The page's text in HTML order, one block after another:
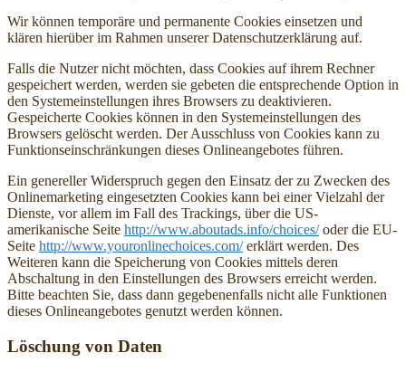
Wir können temporäre und permanente Cookies einsetzen und
klären hierüber im Rahmen unserer Datenschutzerklärung auf.
Falls die Nutzer nicht möchten, dass Cookies auf ihrem Rechner
gespeichert werden, werden sie gebeten die entsprechende Option in
den Systemeinstellungen ihres Browsers zu deaktivieren.
Gespeicherte Cookies können in den Systemeinstellungen des
Browsers gelöscht werden. Der Ausschluss von Cookies kann zu
Funktionseinschränkungen dieses Onlineangebotes führen.
Ein genereller Widerspruch gegen den Einsatz der zu Zwecken des
Onlinemarketing eingesetzten Cookies kann bei einer Vielzahl der
Dienste, vor allem im Fall des Trackings, über die US-
amerikanische Seite http://www.aboutads.info/choices/oder die EU-
Seite http://www.youronlinechoices.com/erklärt werden. Des
Weiteren kann die Speicherung von Cookies mittels deren
Abschaltung in den Einstellungen des Browsers erreicht werden.
Bitte beachten Sie, dass dann gegebenenfalls nicht alle Funktionen
dieses Onlineangebotes genutzt werden können.
Löschung von Daten